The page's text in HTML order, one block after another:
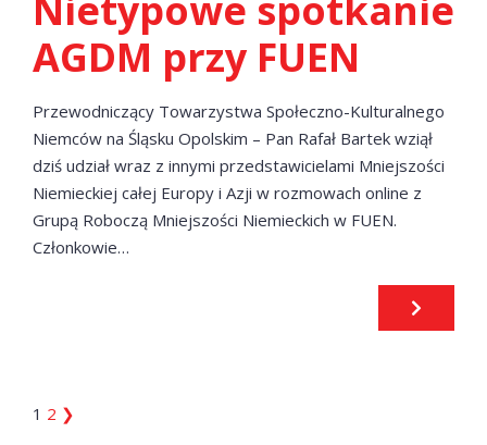
AGDM przy FUEN
Przewodniczący Towarzystwa Społeczno-Kulturalnego
Niemców na Śląsku Opolskim – Pan Rafał Bartek wziął
dziś udział wraz z innymi przedstawicielami Mniejszości
Niemieckiej całej Europy i Azji w rozmowach online z
Grupą Roboczą Mniejszości Niemieckich w FUEN.
Członkowie…
1 2 ❯